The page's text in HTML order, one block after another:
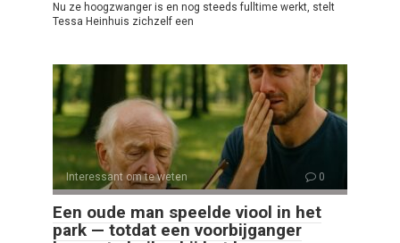
Nu ze hoogzwanger is en nog steeds fulltime werkt, stelt
Tessa Heinhuis zichzelf een
Interessant om te weten 0
Een oude man speelde viool in het
park — totdat een voorbijganger